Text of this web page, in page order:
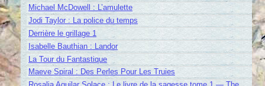
Michael McDowell : L’amulette
Jodi Taylor : La police du temps
Derrière le grillage 1
Isabelle Bauthian : Landor
La Tour du Fantastique
Maeve Spiral : Des Perles Pour Les Truies